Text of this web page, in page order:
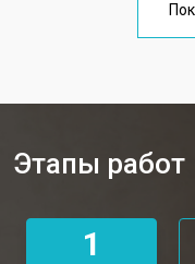
Этапы работ
1